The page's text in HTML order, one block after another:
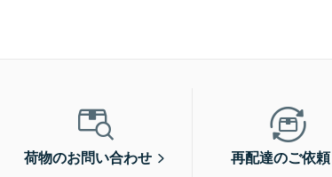
荷物のお問い合わせ 再配達のご依頼